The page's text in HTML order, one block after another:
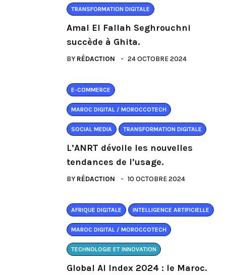
TRANSFORMATION DIGITALE
Amal El Fallah Seghrouchni
succède à Ghita.
BY RÉDACTION 24 OCTOBRE 2024
E-COMMERCE
MAROC DIGITAL / MOROCCOTECH
SOCIAL MEDIA TRANSFORMATION DIGITALE
L’ANRT dévoile les nouvelles
tendances de l’usage.
BY RÉDACTION 10 OCTOBRE 2024
AFRIQUE DIGITALE INTELLIGENCE ARTIFICIELLE
MAROC DIGITAL / MOROCCOTECH
TECHNOLOGIE ET INNOVATION
Global AI Index 2024 : le Maroc.